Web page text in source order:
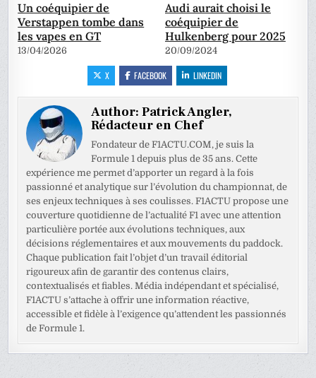
Un coéquipier de
Verstappen tombe dans
les vapes en GT
13/04/2026
Audi aurait choisi le
coéquipier de
Hulkenberg pour 2025
20/09/2024
X FACEBOOK LINKEDIN
Author:Patrick Angler,
Rédacteur en Chef
Fondateur de F1ACTU.COM, je suis la
Formule 1 depuis plus de 35 ans. Cette
expérience me permet d’apporter un regard à la fois
passionné et analytique sur l’évolution du championnat, de
ses enjeux techniques à ses coulisses. F1ACTU propose une
couverture quotidienne de l’actualité F1 avec une attention
particulière portée aux évolutions techniques, aux
décisions réglementaires et aux mouvements du paddock.
Chaque publication fait l’objet d’un travail éditorial
rigoureux afin de garantir des contenus clairs,
contextualisés et fiables. Média indépendant et spécialisé,
F1ACTU s’attache à offrir une information réactive,
accessible et fidèle à l’exigence qu’attendent les passionnés
de Formule 1.